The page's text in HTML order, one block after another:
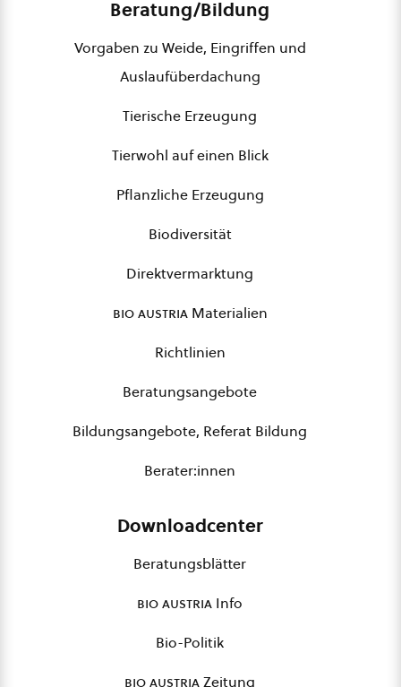
Beratung/Bildung
Vorgaben zu Weide, Eingriffen und
Auslaufüberdachung
Tierische Erzeugung
Tierwohl auf einen Blick
Pflanzliche Erzeugung
Biodiversität
Direktvermarktung
bio austriaMaterialien
Richtlinien
Beratungsangebote
Bildungsangebote, Referat Bildung
Berater:innen
Downloadcenter
Beratungsblätter
bio austria Info
Bio-Politik
bio austriaZeitung